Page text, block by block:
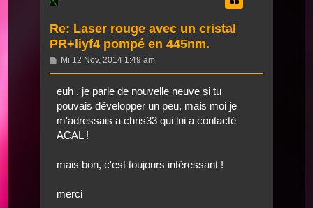
Re: Laser rouge avec un cristal
PR+liyf4 pompé en 445nm.
Beitrag
Mi 12 Nov, 2014 1:49 am
euh , je parle de nouvelle neuve si tu
pouvais développer un peu, mais moi je
m'adressais a chris33 qui lui a contacté
ACAL !
mais bon, c'est toujours intéressant !
merci